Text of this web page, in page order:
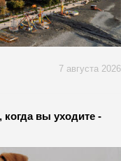
7 августа 2026
вы уходите -